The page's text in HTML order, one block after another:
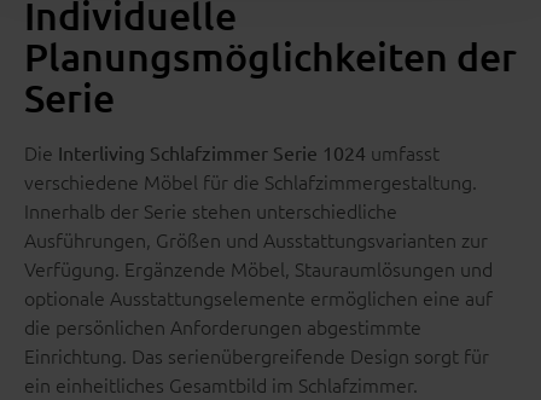
Individuelle
Planungsmöglichkeiten der
Serie
Die Interliving Schlafzimmer Serie 1024 umfasst
verschiedene Möbel für die Schlafzimmergestaltung.
Innerhalb der Serie stehen unterschiedliche
Ausführungen, Größen und Ausstattungsvarianten zur
Verfügung. Ergänzende Möbel, Stauraumlösungen und
optionale Ausstattungselemente ermöglichen eine auf
die persönlichen Anforderungen abgestimmte
Einrichtung. Das serienübergreifende Design sorgt für
ein einheitliches Gesamtbild im Schlafzimmer.